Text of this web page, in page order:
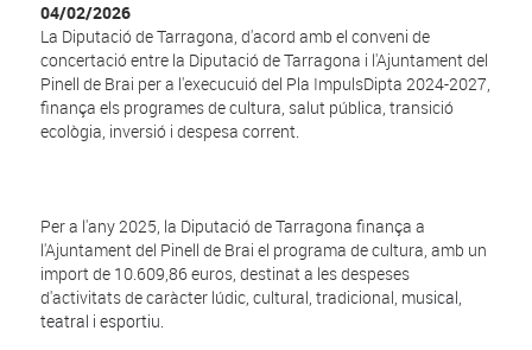
04/02/2026
La Diputació de Tarragona, d'acord amb el conveni de
concertació entre la Diputació de Tarragona i l'Ajuntament del
Pinell de Brai per a l'execucuió del Pla ImpulsDipta 2024-2027,
finança els programes de cultura, salut pública, transició
ecològia, inversió i despesa corrent.
Per a l'any 2025, la Diputació de Tarragona finança a
l'Ajuntament del Pinell de Brai el programa de cultura, amb un
import de 10.609,86 euros, destinat a les despeses
d'activitats de caràcter lúdic, cultural, tradicional, musical,
teatral i esportiu.